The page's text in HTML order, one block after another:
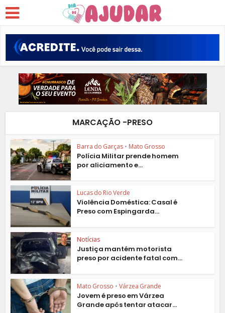
MARCAÇÃO -PRESO
Barra do Garças • Mato Grosso
Polícia Militar prende homem
por aliciamento e...
Lucas do Rio Verde
Violência Doméstica: Casal é
Preso com Espingarda...
Notícias
Justiça mantém motorista
preso por acidente fatal com...
Mato Grosso • Várzea Grande
Jovem é preso em Várzea
Grande após tentar atacar...